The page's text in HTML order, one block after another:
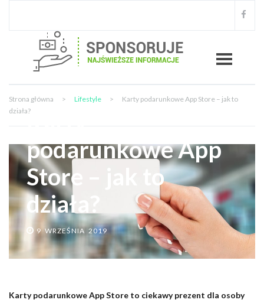
Strona główna > Lifestyle >
Karty podarunkowe App Store – jak to
działa?Karty
podarunkowe App
Store – jak to
działa?
9 WRZEŚNIA 2019
Karty podarunkowe App Store to ciekawy prezent dla osoby